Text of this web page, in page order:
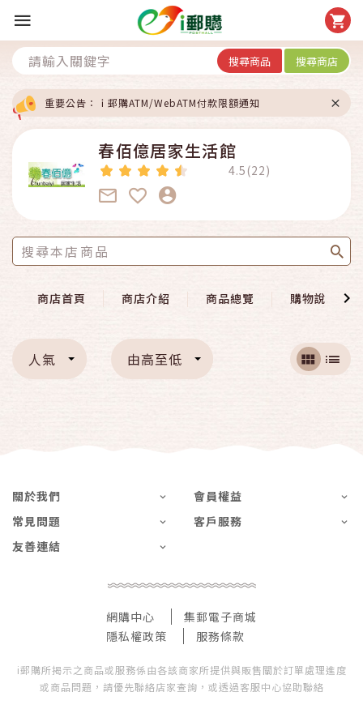
搜尋商品 搜尋商店
重要公告：ｉ郵購ATM/WebATM付款限額通知
春佰億居家生活館
4.5(22)
商店首頁 商店介紹 商品總覽 購物說明
人氣 由高至低
關於我們
會員權益
常見問題
客戶服務
友善連結
網購中心
集郵電子商城
隱私權政策
服務條款
i郵購所揭示之商品或服務係由各該商家所提供與販售關於訂單處理進度
或商品問題，請優先聯絡店家查詢，或透過客服中心協助聯絡